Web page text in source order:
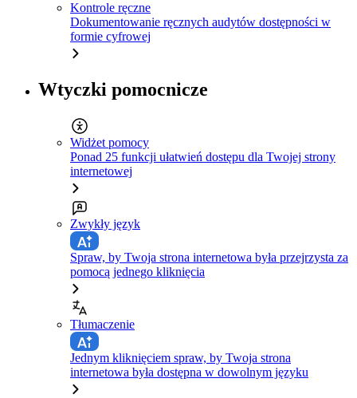
Kontrole ręczne
Dokumentowanie ręcznych audytów dostępności w
formie cyfrowej
Wtyczki pomocnicze
Widżet pomocy
Ponad 25 funkcji ułatwień dostępu dla Twojej strony
internetowej
Zwykły język
Spraw, by Twoja strona internetowa była przejrzysta za
pomocą jednego kliknięcia
Tłumaczenie
Jednym kliknięciem spraw, by Twoja strona
internetowa była dostępna w dowolnym języku